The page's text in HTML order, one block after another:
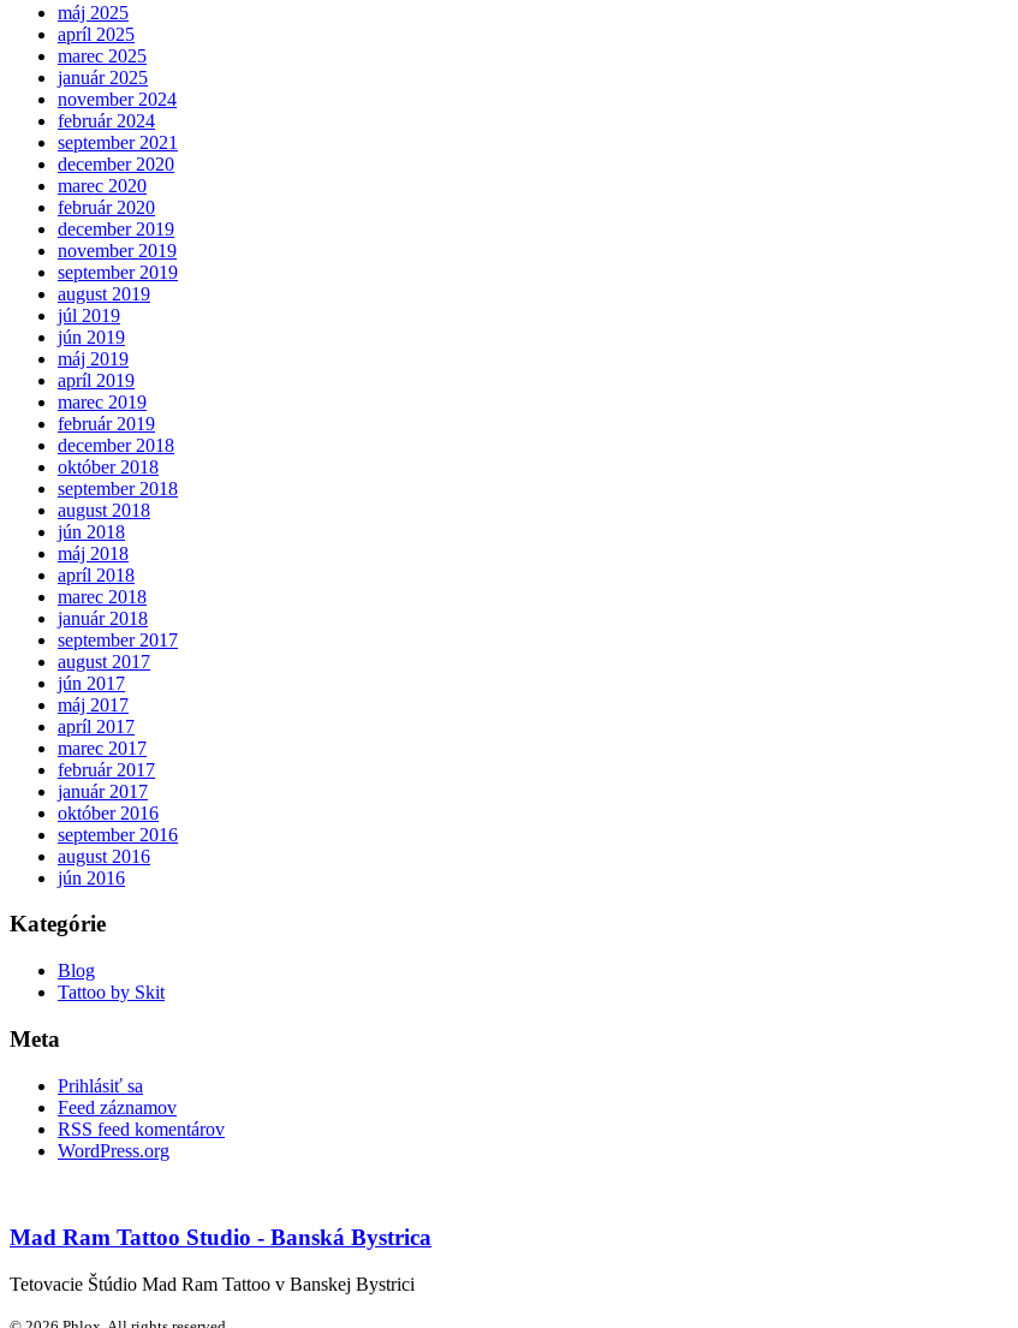
máj 2025
apríl 2025
marec 2025
január 2025
november 2024
február 2024
september 2021
december 2020
marec 2020
február 2020
december 2019
november 2019
september 2019
august 2019
júl 2019
jún 2019
máj 2019
apríl 2019
marec 2019
február 2019
december 2018
október 2018
september 2018
august 2018
jún 2018
máj 2018
apríl 2018
marec 2018
január 2018
september 2017
august 2017
jún 2017
máj 2017
apríl 2017
marec 2017
február 2017
január 2017
október 2016
september 2016
august 2016
jún 2016
Kategórie
Blog
Tattoo by Skit
Meta
Prihlásiť sa
Feed záznamov
RSS feed komentárov
WordPress.org
Mad Ram Tattoo Studio - Banská Bystrica
Tetovacie Štúdio Mad Ram Tattoo v Banskej Bystrici